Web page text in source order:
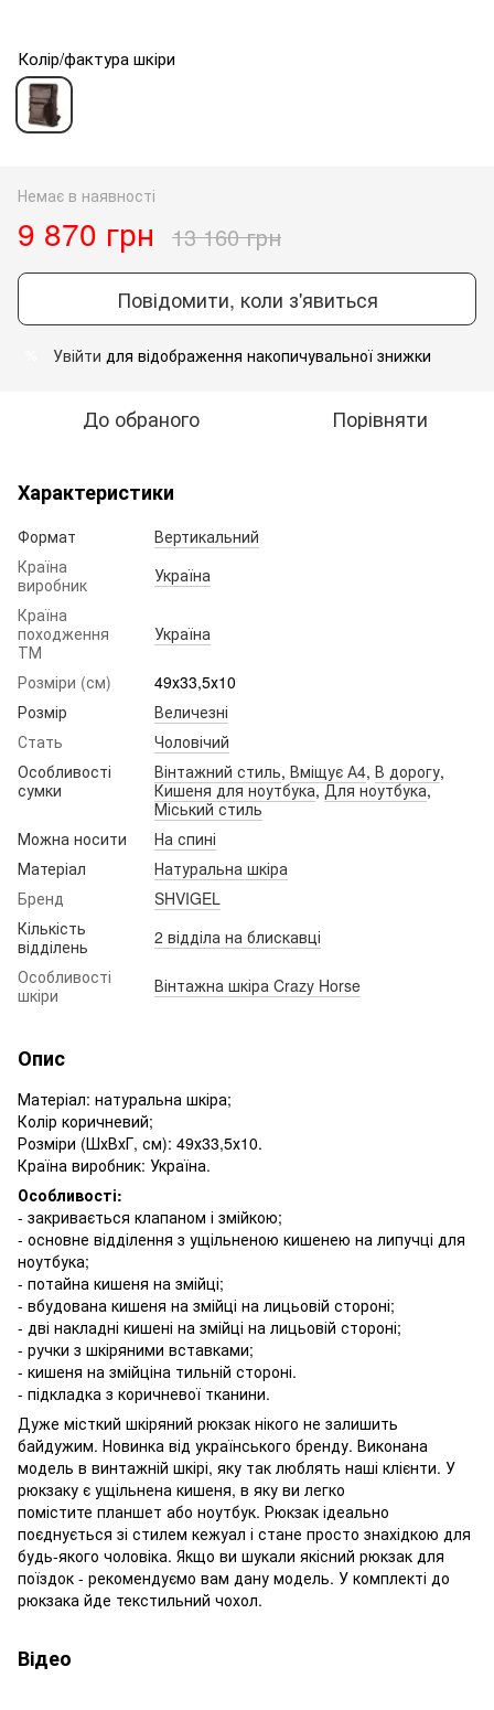
Колір/фактура шкіри
Немає в наявності
9 870 грн 13 160 грн
Повідомити, коли з'явиться
Увійти для відображення накопичувальної знижки
До обраного Порівняти
Характеристики
Формат
Вертикальний
Країна
виробник
Україна
Країна
походження
ТМ
Україна
Розміри (см)
49х33,5х10
Розмір
Величезні
Стать
Чоловічий
Особливості
сумки
Вінтажний стиль, Вміщує А4, В дорогу,
Кишеня для ноутбука,Для ноутбука,
Міський стиль
Можна носити
На спині
Матеріал
Натуральна шкіра
Бренд
SHVIGEL
Кількість
відділень
2 відділа на блискавці
Особливості
шкіри
Вінтажна шкіра Crazy Horse
Опис
Матеріал: натуральна шкіра;
Колір коричневий;
Розміри (ШхВхГ, см): 49х33,5х10.
Країна виробник: Україна.
Особливості:
- закривається клапаном і змійкою;
- основне відділення з ущільненою кишенею на липучці для
ноутбука;
- потайна кишеня на змійці;
- вбудована кишеня на змійці на лицьовій стороні;
- дві накладні кишені на змійці на лицьовій стороні;
- ручки з шкіряними вставками;
- кишеня на змійціна тильній стороні.
- підкладка з коричневої тканини.
Дуже місткий шкіряний рюкзак нікого не залишить
байдужим. Новинка від українського бренду. Виконана
модель в винтажній шкірі, яку так люблять наші клієнти. У
рюкзаку є ущільнена кишеня, в яку ви легко
помістите планшет або ноутбук. Рюкзак ідеально
поєднується зі стилем кежуал і стане просто знахідкою для
будь-якого чоловіка. Якщо ви шукали якісний рюкзак для
поїздок - рекомендуємо вам дану модель. У комплекті до
рюкзака йде текстильний чохол.
Відео